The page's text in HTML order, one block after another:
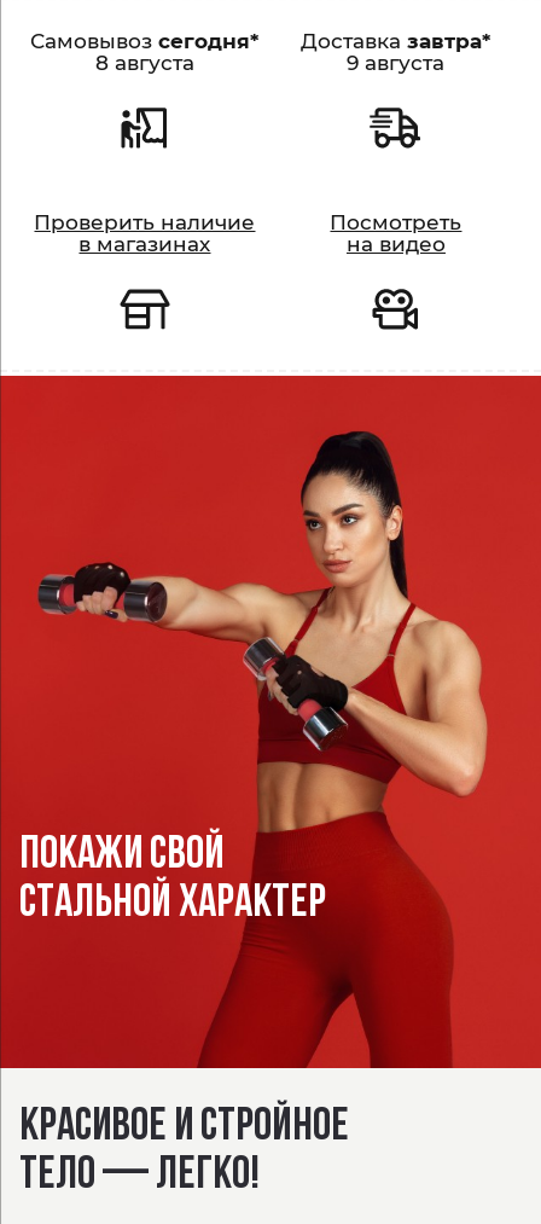
Самовывозсегодня*
8 августа
Доставказавтра*
9 августа
Проверить наличие
в магазинах
Посмотреть
на видео
Видео
ПОКАЖИ СВОЙ
СТАЛЬНОЙ ХАРАКТЕР
КРАСИВОЕ И СТРОЙНОЕ
ТЕЛО — ЛЕГКО!